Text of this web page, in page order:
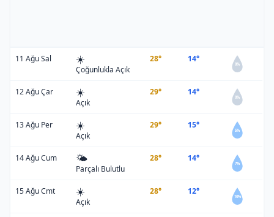
11 Ağu Sal ☀️
Çoğunlukla Açık
28° 14°
0%
12 Ağu Çar ☀️
Açık
29° 14°
0%
13 Ağu Per ☀️
Açık
29° 15°
5%
14 Ağu Cum 🌤️
Parçalı Bulutlu
28° 14°
7%
15 Ağu Cmt ☀️
Açık
28° 12°
10%